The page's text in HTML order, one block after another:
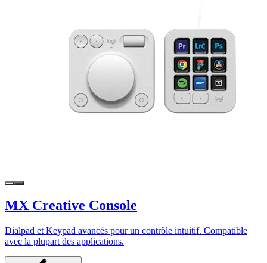
MX Creative Console
Dialpad et Keypad avancés pour un contrôle intuitif. Compatible
avec la plupart des applications.